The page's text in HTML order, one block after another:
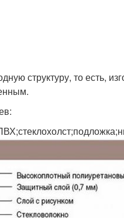
структуру, то есть,